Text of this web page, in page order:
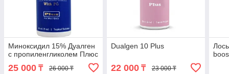
Миноксидил 15% Дуалген
с пропиленгликолем Плюс
25 000 ₸ 26 000 ₸
Dualgen 10 Plus
22 000₸ 23 000 ₸